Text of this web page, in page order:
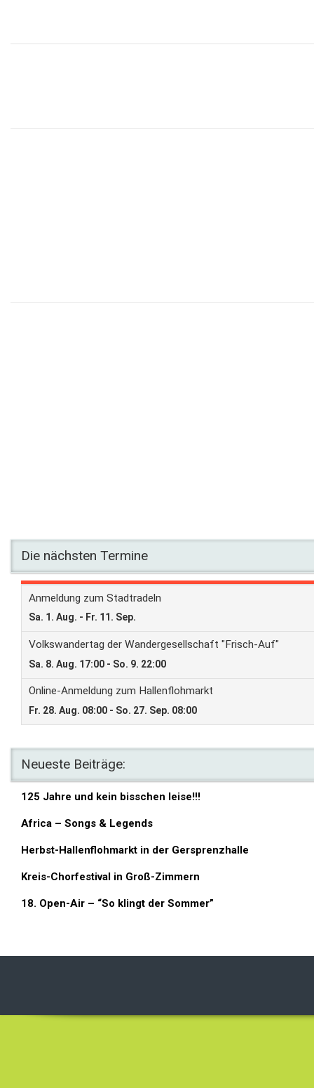
Die nächsten Termine
Neueste Beiträge:
125 Jahre und kein bisschen leise!!!
Africa – Songs & Legends
Herbst-Hallenflohmarkt in der Gersprenzhalle
Kreis-Chorfestival in Groß-Zimmern
18. Open-Air – “So klingt der Sommer”